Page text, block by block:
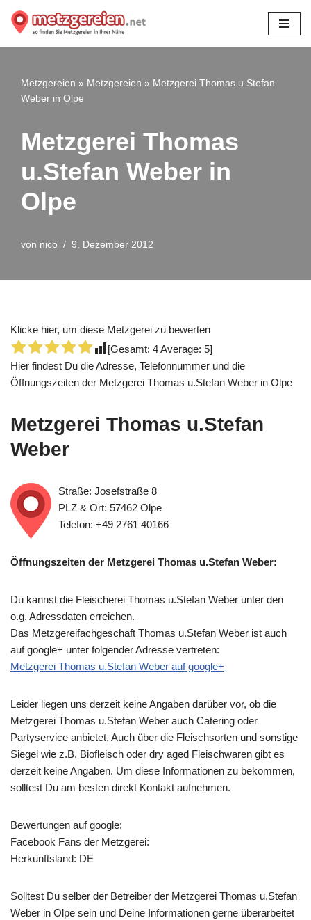
Zum
Metzgereien » Metzgereien » Metzgerei Thomas u.Stefan
Weber in Olpe
Metzgerei Thomas
u.Stefan Weber in
Olpe
von nico 9. Dezember 2012
Klicke hier, um diese Metzgerei zu bewerten
[Gesamt: 4Average: 5]
Hier findest Du die Adresse, Telefonnummer und die
Öffnungszeiten der Metzgerei Thomas u.Stefan Weber in Olpe
Metzgerei Thomas u.Stefan
Weber
Straße: Josefstraße 8
PLZ & Ort: 57462 Olpe
Telefon: +49 2761 40166
Öffnungszeiten der Metzgerei Thomas u.Stefan Weber:
Du kannst die Fleischerei Thomas u.Stefan Weber unter den
o.g. Adressdaten erreichen.
Das Metzgereifachgeschäft Thomas u.Stefan Weber ist auch
auf google+ unter folgender Adresse vertreten:
Metzgerei Thomas u.Stefan Weber auf google+
Leider liegen uns derzeit keine Angaben darüber vor, ob die
Metzgerei Thomas u.Stefan Weber auch Catering oder
Partyservice anbietet. Auch über die Fleischsorten und sonstige
Siegel wie z.B. Biofleisch oder dry aged Fleischwaren gibt es
derzeit keine Angaben. Um diese Informationen zu bekommen,
solltest Du am besten direkt Kontakt aufnehmen.
Bewertungen auf google:
Facebook Fans der Metzgerei:
Herkunftsland: DE
Solltest Du selber der Betreiber der Metzgerei Thomas u.Stefan
Weber in Olpe sein und Deine Informationen gerne überarbeitet